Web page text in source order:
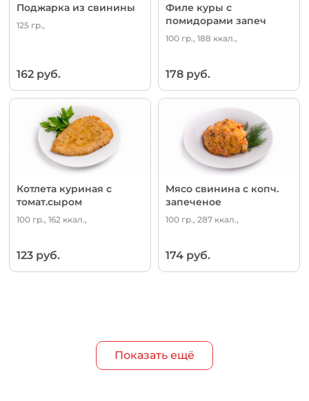
Поджарка из свинины
125 гр.,
162 руб.
Филе куры с
помидорами запеч
100 гр., 188 ккал.,
178 руб.
Котлета куриная с
томат.сыром
100 гр., 162 ккал.,
123 руб.
Мясо свинина с копч.
запеченое
100 гр., 287 ккал.,
174 руб.
Показать ещё